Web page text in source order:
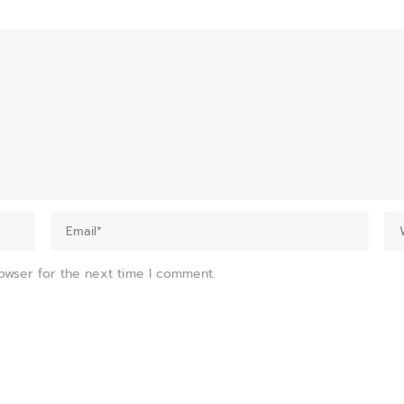
for the next time I comment.